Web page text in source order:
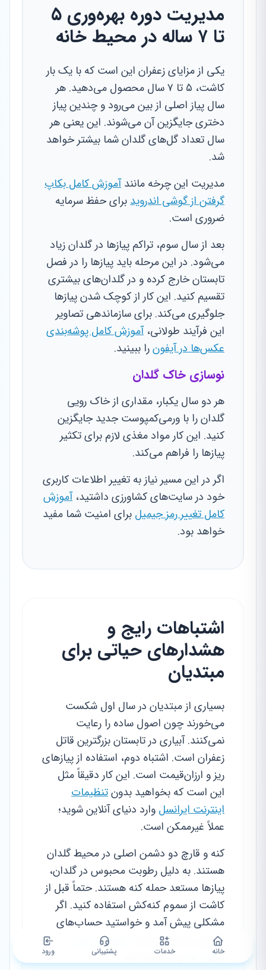
مدیریت دوره بهره‌وری ۵
تا ۷ ساله در محیط خانه
یکی از مزایای زعفران این است که با یک بار
کاشت، ۵ تا ۷ سال محصول می‌دهید. هر
سال پیاز اصلی از بین می‌رود و چندین پیاز
دختری جایگزین آن می‌شوند. این یعنی هر
سال تعداد گل‌های گلدان شما بیشتر خواهد
شد.
مدیریت این چرخه مانندآموزش کامل بکاپ
گرفتن از گوشی اندرویدبرای حفظ سرمایه
ضروری است.
بعد از سال سوم، تراکم پیازها در گلدان زیاد
می‌شود. در این مرحله باید پیازها را در فصل
تابستان خارج کرده و در گلدان‌های بیشتری
تقسیم کنید. این کار از کوچک شدن پیازها
جلوگیری می‌کند. برای سازماندهی تصاویر
این فرآیند طولانی،آموزش کامل پوشه‌بندی
عکس‌ها در آیفونرا ببینید.
نوسازی خاک گلدان
هر دو سال یکبار، مقداری از خاک رویی
گلدان را با ورمی‌کمپوست جدید جایگزین
کنید. این کار مواد مغذی لازم برای تکثیر
پیازها را فراهم می‌کند.
اگر در این مسیر نیاز به تغییر اطلاعات کاربری
خود در سایت‌های کشاورزی داشتید،آموزش
کامل تغییر رمز جیمیل برای امنیت شما مفید
خواهد بود.
اشتباهات رایج و
هشدارهای حیاتی برای
مبتدیان
بسیاری از مبتدیان در سال اول شکست
می‌خورند چون اصول ساده را رعایت
نمی‌کنند. آبیاری در تابستان بزرگترین قاتل
زعفران است. اشتباه دوم، استفاده از پیازهای
ریز و ارزان‌قیمت است. این کار دقیقاً مثل
این است که بخواهید بدونتنظیمات
اینترنت ایرانسل وارد دنیای آنلاین شوید؛
عملاً غیرممکن است.
کنه و قارچ دو دشمن اصلی در محیط گلدان
هستند. به دلیل رطوبت محبوس در گلدان،
پیازها مستعد حمله کنه هستند. حتماً قبل از
کاشت از سموم کنه‌کش استفاده کنید. اگر
مشکلی پیش آمد و خواستید حساب‌های
کاربری مرتبط را ببندید،
آموزش دیلیت
اکانت بله
را مطالعه کنید. خانه خدمات پشتیبانی ورود